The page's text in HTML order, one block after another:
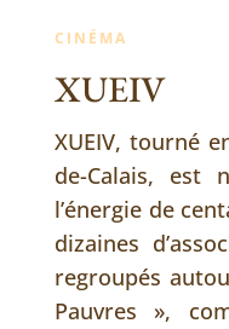
CINÉMA
XUEIV
XUEIV, tourné
de-Calais,
l’énergie de
dizaines
regroupés
Pauvres »,